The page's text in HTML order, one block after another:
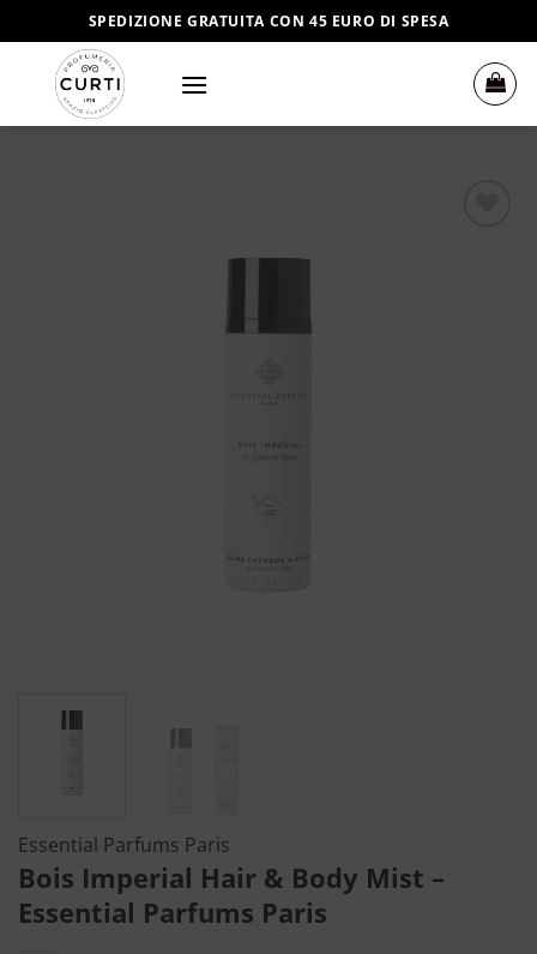
ai
contenuti
SPEDIZIONE GRATUITA CON 45 EURO DI SPESA
Essential Parfums Paris
Bois Imperial Hair & Body Mist –
Essential Parfums Paris